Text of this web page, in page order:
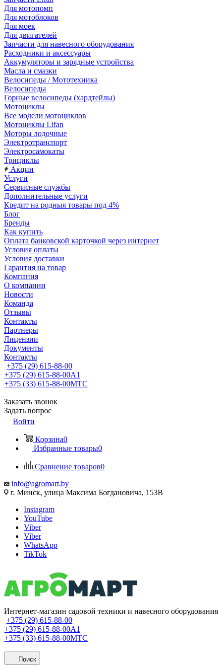
Для мотопомп
Для мотоблоков
Для моек
Для двигателей
Запчасти для навесного оборудования
Расходники и аксессуары
Аккумуляторы и зарядные устройства
Масла и смазки
Велосипеды / Мототехника
Велосипеды
Горные велосипеды (хардтейлы)
Мотоциклы
Все модели мотоциклов
Мотоциклы Lifan
Моторы лодочные
Электротранспорт
Электросамокаты
Трициклы
Акции
Услуги
Сервисные службы
Дополнительные услуги
Кредит на родныя товары под 4%
Блог
Бренды
Как купить
Оплата банковской карточкой через интернет
Условия оплаты
Условия доставки
Гарантия на товар
Компания
О компании
Новости
Команда
Отзывы
Контакты
Партнеры
Лицензии
Документы
Контакты
+375 (29) 615-88-00
+375 (29) 615-88-00A1
+375 (33) 615-88-00МТС
Заказать звонок
Задать вопрос
Войти
Корзина0
Избранные товары0
Сравнение товаров0
info@agromart.by
г. Минск, улица Максима Богдановича, 153В
Instagram
YouTube
Viber
Viber
WhatsApp
TikTok
Интернет-магазин садовой техники и навесного оборудования
+375 (29) 615-88-00
+375 (29) 615-88-00A1
+375 (33) 615-88-00МТС
Поиск